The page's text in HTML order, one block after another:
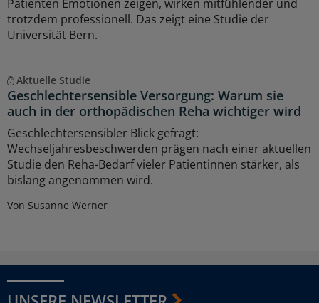
Patienten Emotionen zeigen, wirken mitfühlender und
trotzdem professionell. Das zeigt eine Studie der
Universität Bern.
Aktuelle Studie
Geschlechtersensible Versorgung: Warum sie
auch in der orthopädischen Reha wichtiger wird
Geschlechtersensibler Blick gefragt:
Wechseljahresbeschwerden prägen nach einer aktuellen
Studie den Reha-Bedarf vieler Patientinnen stärker, als
bislang angenommen wird.
Von Susanne Werner